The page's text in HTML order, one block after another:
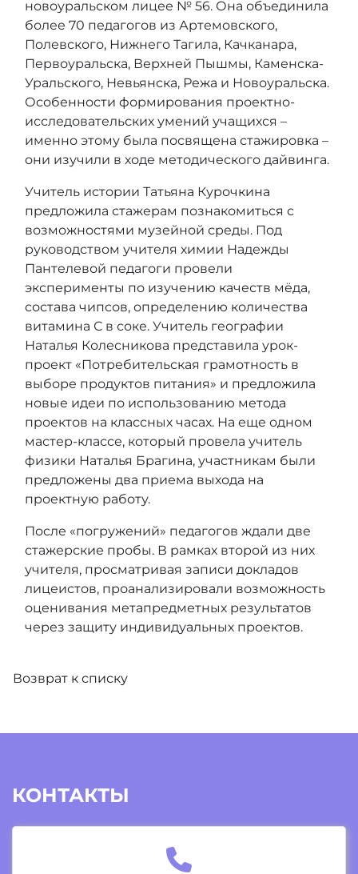
новоуральском лицее № 56. Она объединила
более 70 педагогов из Артемовского,
Полевского, Нижнего Тагила, Качканара,
Первоуральска, Верхней Пышмы, Каменска-
Уральского, Невьянска, Режа и Новоуральска.
Особенности формирования проектно-
исследовательских умений учащихся –
именно этому была посвящена стажировка –
они изучили в ходе методического дайвинга.
Учитель истории Татьяна Курочкина
предложила стажерам познакомиться с
возможностями музейной среды. Под
руководством учителя химии Надежды
Пантелевой педагоги провели
эксперименты по изучению качеств мёда,
состава чипсов, определению количества
витамина С в соке. Учитель географии
Наталья Колесникова представила урок-
проект «Потребительская грамотность в
выборе продуктов питания» и предложила
новые идеи по использованию метода
проектов на классных часах. На еще одном
мастер-классе, который провела учитель
физики Наталья Брагина, участникам были
предложены два приема выхода на
проектную работу.
После «погружений» педагогов ждали две
стажерские пробы. В рамках второй из них
учителя, просматривая записи докладов
лицеистов, проанализировали возможность
оценивания метапредметных результатов
через защиту индивидуальных проектов.
Возврат к списку
КОНТАКТЫ